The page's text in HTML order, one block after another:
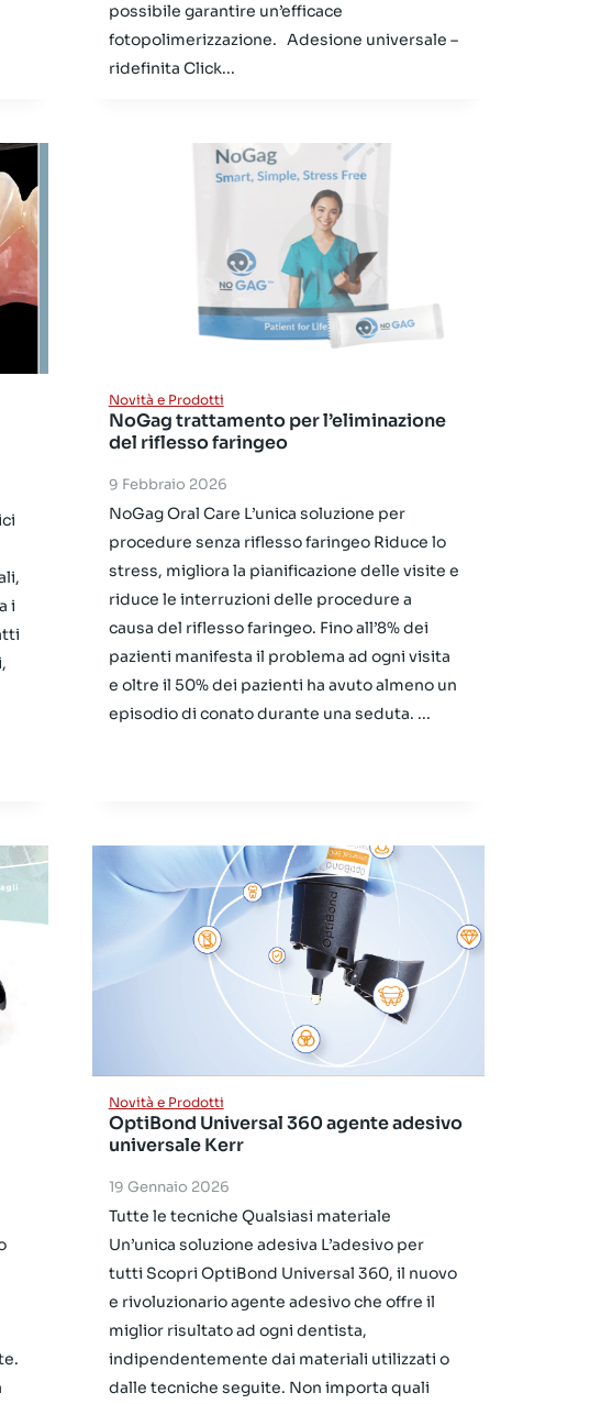
possibile garantire un’efficace
fotopolimerizzazione. Adesione universale –
ridefinita Click...
i
Novità e Prodotti
NoGag trattamento per l’eliminazione
del riflesso faringeo
9 Febbraio 2026
NoGag Oral Care L’unica soluzione per
procedure senza riflesso faringeo Riduce lo
stress, migliora la pianificazione delle visite e
riduce le interruzioni delle procedure a
causa del riflesso faringeo. Fino all’8% dei
pazienti manifesta il problema ad ogni visita
e oltre il 50% dei pazienti ha avuto almeno un
episodio di conato durante una seduta. ...
Novità e Prodotti
OptiBond Universal 360 agente adesivo
universale Kerr
19 Gennaio 2026
Tutte le tecniche Qualsiasi materiale
Un’unica soluzione adesiva L’adesivo per
tutti Scopri OptiBond Universal 360, il nuovo
e rivoluzionario agente adesivo che offre il
miglior risultato ad ogni dentista,
indipendentemente dai materiali utilizzati o
dalle tecniche seguite. Non importa quali